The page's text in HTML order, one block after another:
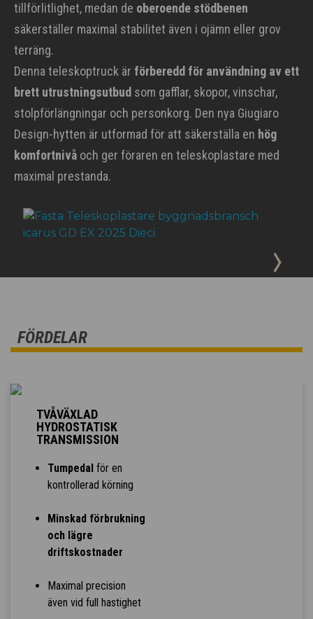
tillförlitlighet, medan de oberoende stödbenen
säkerställer maximal stabilitet även i ojämn eller grov
terräng.
Denna teleskoptruck är förberedd för användning av ett
brett utrustningsutbud som gafflar, skopor, vinschar,
stolpförlängningar och personkorg. Den nya Giugiaro
Design-hytten är utformad för att säkerställa en hög
komfortnivå och ger föraren en teleskoplastare med
maximal prestanda.
FÖRDELAR
TVÅVÄXLAD
HYDROSTATISK
TRANSMISSION
Tumpedal för en
kontrollerad körning
Minskad förbrukning
och lägre
driftskostnader
Maximal precision
även vid full hastighet